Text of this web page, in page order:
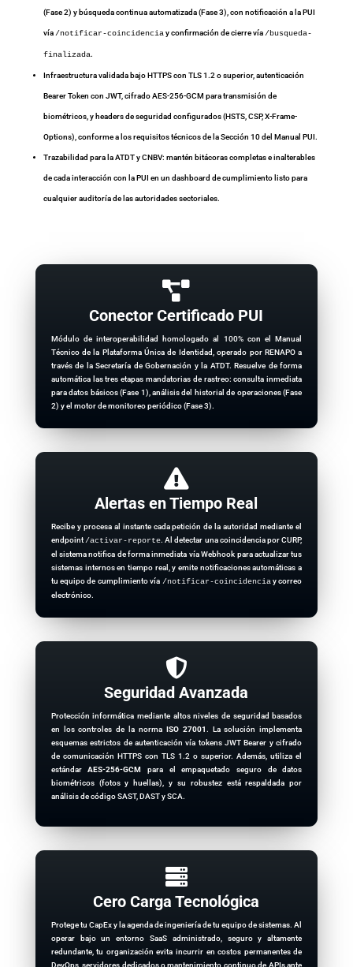
(Fase 2) y búsqueda continua automatizada (Fase 3), con notificación a la PUI
vía/notificar-coincidenciay confirmación de cierre vía/busqueda-
finalizada.
Infraestructura validada bajo HTTPS con TLS 1.2 o superior, autenticación
Bearer Token con JWT, cifrado AES-256-GCM para transmisión de
biométricos, y headers de seguridad configurados (HSTS, CSP, X-Frame-
Options), conforme a los requisitos técnicos de la Sección 10 del Manual PUI.
Trazabilidad para la ATDT y CNBV: mantén bitácoras completas e inalterables
de cada interacción con la PUI en un dashboard de cumplimiento listo para
cualquier auditoría de las autoridades sectoriales.

Conector Certificado PUI
Módulo de interoperabilidad homologado al 100% con el Manual
Técnico de la Plataforma Única de Identidad, operado por RENAPO a
través de la Secretaría de Gobernación y la ATDT. Resuelve de forma
automática las tres etapas mandatorias de rastreo: consulta inmediata
para datos básicos (Fase 1), análisis del historial de operaciones (Fase
2) y el motor de monitoreo periódico (Fase 3).

Alertas en Tiempo Real
Recibe y procesa al instante cada petición de la autoridad mediante el
endpoint/activar-reporte. Al detectar una coincidencia por CURP,
el sistema notifica de forma inmediata vía Webhook para actualizar tus
sistemas internos en tiempo real, y emite notificaciones automáticas a
tu equipo de cumplimiento vía /notificar-coincidenciay correo
electrónico.

Seguridad Avanzada
Protección informática mediante altos niveles de seguridad basados
en los controles de la norma
ISO 27001. La solución implementa
esquemas estrictos de autenticación vía tokens JWT Bearer y cifrado
de comunicación HTTPS con TLS 1.2 o superior. Además, utiliza el
estándarAES-256-GCM
para el empaquetado seguro de datos
biométricos (fotos y huellas), y su robustez está respaldada por
análisis de código SAST, DAST y SCA.

Cero Carga Tecnológica
Protege tu CapEx y la agenda de ingeniería de tu equipo de sistemas. Al
operar bajo un entorno SaaS administrado, seguro y altamente
redundante, tu organización evita incurrir en costos permanentes de